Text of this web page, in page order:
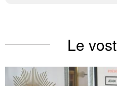
Le